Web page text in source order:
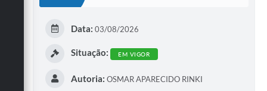
FAQ / Perguntas e Respostas Frequentes
Data: 03/08/2026
Situação: EM VIGOR
Autoria: OSMAR APARECIDO RINKI